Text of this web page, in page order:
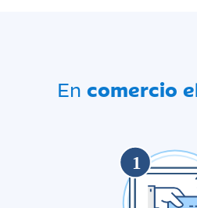
En comercio
1